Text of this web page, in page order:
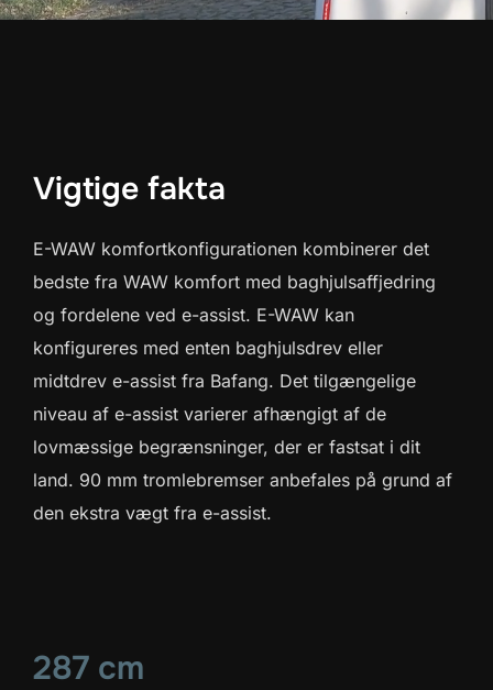
Vigtige fakta
E-WAW komfortkonfigurationen kombinerer det
bedste fra WAW komfort med baghjulsaffjedring
og fordelene ved e-assist. E-WAW kan
konfigureres med enten baghjulsdrev eller
midtdrev e-assist fra Bafang. Det tilgængelige
niveau af e-assist varierer afhængigt af de
lovmæssige begrænsninger, der er fastsat i dit
land. 90 mm tromlebremser anbefales på grund af
den ekstra vægt fra e-assist.
287 cm